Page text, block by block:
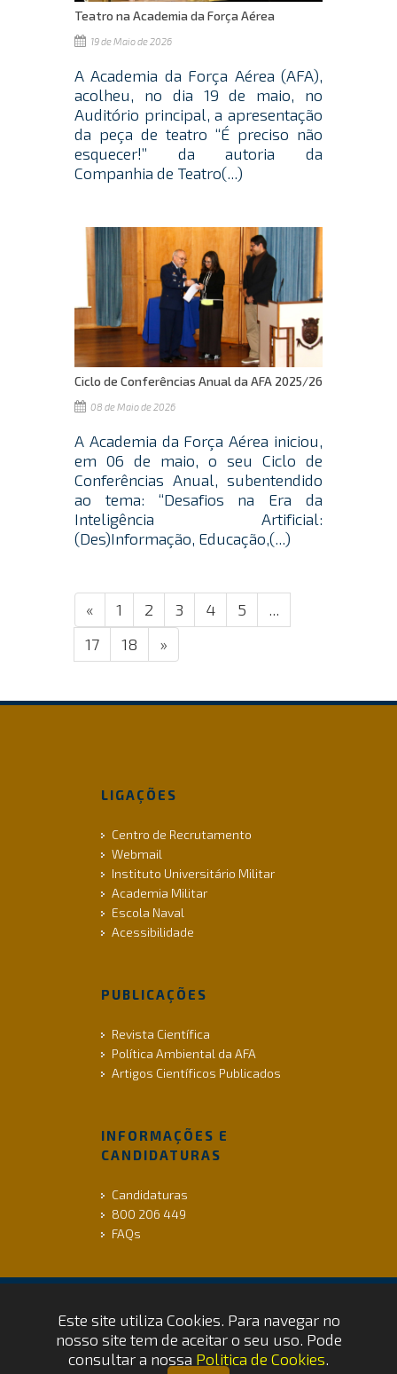
Teatro na Academia da Força Aérea
19 de Maio de 2026
A Academia da Força Aérea (AFA),
acolheu, no dia 19 de maio, no
Auditório principal, a apresentação
da peça de teatro “É preciso não
esquecer!” da autoria da
Companhia de Teatro(...)
Ciclo de Conferências Anual da AFA 2025/26
08 de Maio de 2026
A Academia da Força Aérea iniciou,
em 06 de maio, o seu Ciclo de
Conferências Anual, subentendido
ao tema: “Desafios na Era da
Inteligência Artificial:
(Des)Informação, Educação,(...)
« 1 2 3 4 5
...
17
18 »
LIGAÇÕES
Centro de Recrutamento
Webmail
Instituto Universitário Militar
Academia Militar
Escola Naval
Acessibilidade
PUBLICAÇÕES
Revista Científica
Política Ambiental da AFA
Artigos Científicos Publicados
INFORMAÇÕES E
CANDIDATURAS
Candidaturas
800 206 449
FAQs
ACESSIBILIDADE |INFO LEGAL | COOKIES
Copyrights © 2026 by FAP - DCSI -
WEBTEAM
Este site utiliza Cookies. Para navegar no
nosso site tem de aceitar o seu uso. Pode
consultar a nossa Politica de Cookies.